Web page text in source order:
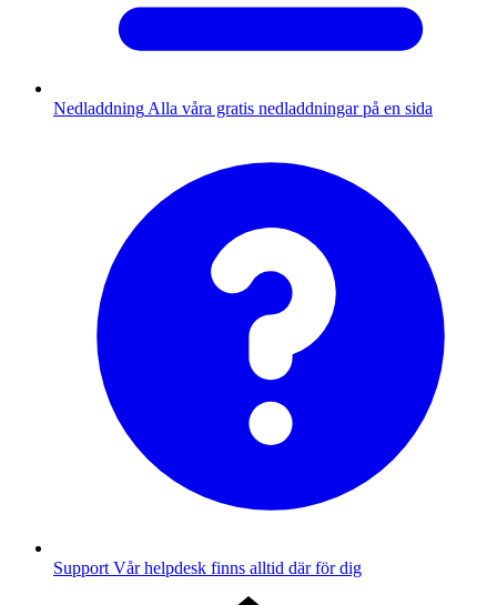
Nedladdning Alla våra gratis nedladdningar på en sida
Support Vår helpdesk finns alltid där för dig